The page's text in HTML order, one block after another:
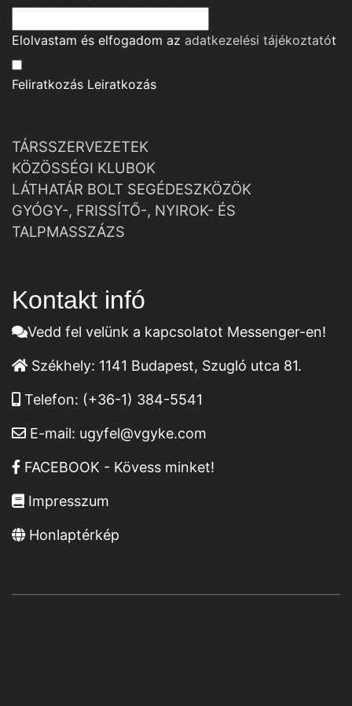
Elolvastam és elfogadom az adatkezelési tájékoztatót
Feliratkozás Leiratkozás
TÁRSSZERVEZETEK
KÖZÖSSÉGI KLUBOK
LÁTHATÁR BOLT SEGÉDESZKÖZÖK
GYÓGY-, FRISSÍTŐ-, NYIROK- ÉS
TALPMASSZÁZS
Kontakt infó
Vedd fel velünk a kapcsolatot Messenger-en!
Székhely: 1141 Budapest, Szugló utca 81.
Telefon: (+36-1) 384-5541
E-mail: ugyfel@vgyke.com
FACEBOOK - Kövess minket!
Impresszum
Honlaptérkép